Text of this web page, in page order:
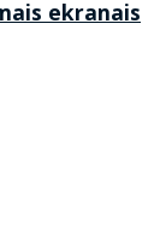
ekranais